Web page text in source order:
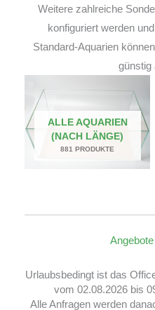
Weitere zahlreiche
konfiguriert werden
Standard-Aquarien
günstig
ALLE AQUARIEN
(NACH LÄNGE)
881 PRODUKTE
Urlaubsbedingt ist das
vom 02.08.2026 bis
Alle Anfragen werden